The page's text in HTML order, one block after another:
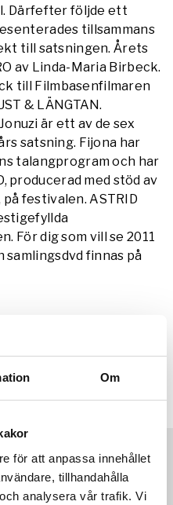
Om
för att anpassa innehållet
tillhandahålla
analysera vår trafik. Vi
Därfefter följde ett
tillsammans
till satsningen. Årets
av Linda-Maria Birbeck.
till Filmbasenfilmaren
& LÄNGTAN.
är ett av de sex
satsning. Fijona har
talangprogram och har
producerad med stöd av
festivalen. ASTRID
För dig som vill se 2011
finnas på